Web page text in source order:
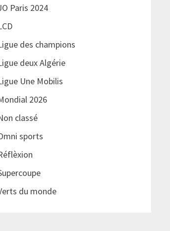
Paris 2024
des champions
deux Algérie
Une Mobilis
2026
classé
sports
du monde